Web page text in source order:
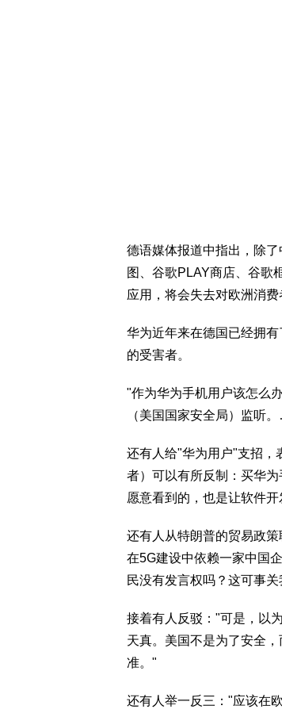
德语媒体报道中指出，除
图、谷歌PLAY商店、谷歌
应用，将会失去对欧洲消费
华为近年来在德国已经拥
的受害者。
"作为华为手机用户该怎么
（美国国家安全局）监听
还有人给"华为用户"支招，
者）可以有所反制：买华
愿意看到的，也是让软件
还有人从特朗普的贸易政
在5G建设中依赖一家中国
民没有发言权吗？这可事
接着有人反驳："可是，以
天真。美国不是为了安全
准。"
还有人举一反三："应该在